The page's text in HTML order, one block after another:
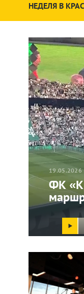
НЕДЕЛЯ В
19.05.2026
ФК